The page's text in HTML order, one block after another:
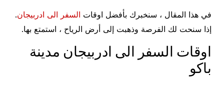
في هذا المقال ، سنخبرك بأفضل اوقات السفر الى ادربيجان.
إذا سنحت لك الفرصة وذهبت إلى أرض الرياح ، استمتع بها.
اوقات السفر الى ادربيجان مدينة
باكو